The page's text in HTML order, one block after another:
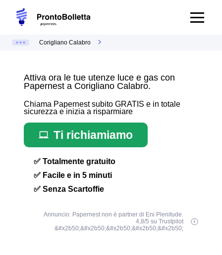
Corigliano Calabro
Attiva ora le tue utenze luce e gas con
Papernest a Corigliano Calabro.
Chiama Papernest subito GRATIS e in totale
sicurezza e inizia a risparmiare
Ti richiamiamo
✅ Totalmente gratuito
✅ Facile e in 5 minuti
✅ Senza Scartoffie
Annuncio: Papernest non è partner di Eni Plenitude.
4,8/5 su Trustpilot
&#x2b50;&#x2b50;&#x2b50;&#x2b50;&#x2b50;